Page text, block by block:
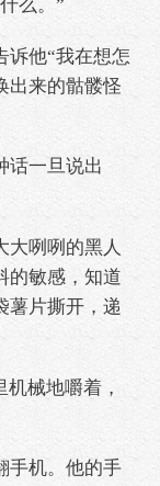
么。”
他“我在想怎
出来的骷髅怪
一旦说出
咧咧的黑人
的敏感，知道
薯片撕开，递
械地嚼着，
机。他的手